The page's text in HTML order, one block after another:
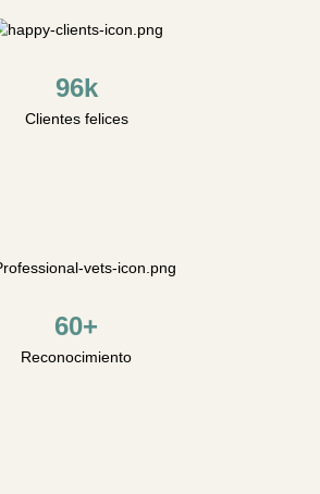
96k
Clientes felices
60+
Reconocimiento